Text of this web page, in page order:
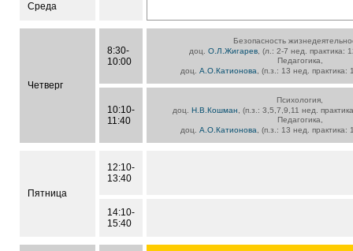
Среда
Четверг
8:30-
10:00
Безопасность
доц. О.Л.Жигарев , (л.: 2-7 нед. практика:
Педагогика,
доц.А.О.Катионова , (п.з.: 13 нед.
10:10-
11:40
Психология,
доц. Н.В.Кошман , (п.з.: 3,5,7,9,11 нед.
Педагогика,
доц.А.О.Катионова , (п.з.: 13 нед.
Пятница
12:10-
13:40
14:10-
15:40